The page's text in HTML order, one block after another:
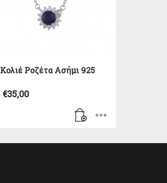
Κολιέ Ροζέτα Ασήμι 925
€35,00